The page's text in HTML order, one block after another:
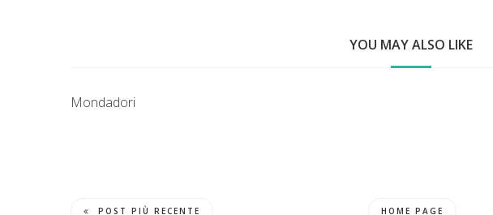
YOU MAY ALSO LIKE
Mondadori
POST PIÙ RECENTE HOME PAGE